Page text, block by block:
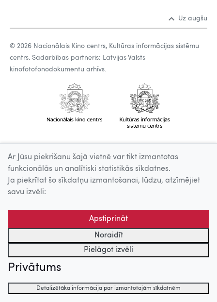
Uz augšu
© 2026 Nacionālais Kino centrs, Kultūras informācijas sistēmu
centrs. Sadarbības partneris: Latvijas Valsts
kinofotofonodokumentu arhīvs.
Ar Jūsu piekrišanu šajā vietnē var tikt izmantotas
funkcionālās un analītiski statistikās sīkdatnes.
Ja piekrītat šo sīkdatņu izmantošanai, lūdzu, atzīmējiet
savu izvēli:
Apstiprināt
Noraidīt
Pielāgot izvēli
Privātums
Detalizētāka informācija par izmantotajām sīkdatnēm